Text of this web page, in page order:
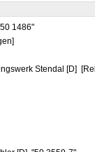
1486"
Stendal [D]